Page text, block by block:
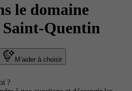
le domaine
Saint-Quentin
M’aider à choisir
?